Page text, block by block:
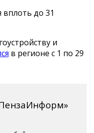
до 31
и
в регионе с 1 по 29